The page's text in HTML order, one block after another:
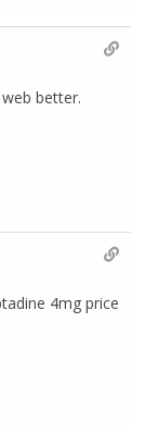
better.
4mg price